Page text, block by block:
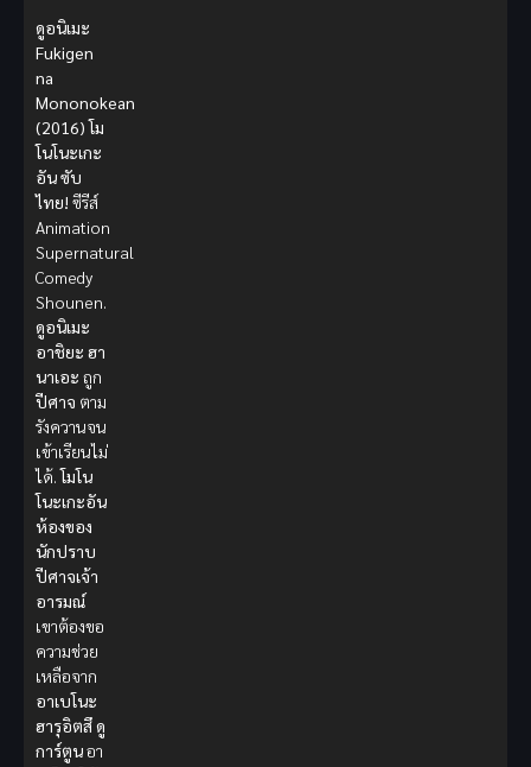
ดูอนิเมะ
Fukigen
na
Mononokean
(2016) โม
โนโนะเกะ
อัน ซับ
ไทย! ซีรีส์
Animation
Supernatural
Comedy
Shounen.
ดูอนิเมะ
อาชิยะ ฮา
นาเอะ ถูก
ปีศาจ ตาม
รังควานจน
เข้าเรียนไม่
ได้.โมโน
โนะเกะอัน
ห้องของ
นักปราบ
ปีศาจเจ้า
อารมณ์
เขาต้องขอ
ความช่วย
เหลือจาก
อาเบโนะ
ฮารุอิตสึดู
การ์ตูนอา